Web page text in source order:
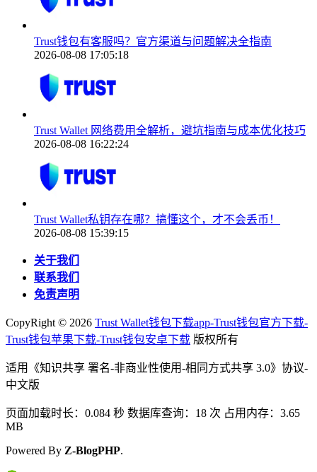
Trust钱包有客服吗？官方渠道与问题解决全指南
2026-08-08 17:05:18
Trust Wallet 网络费用全解析，避坑指南与成本优化技巧
2026-08-08 16:22:24
Trust Wallet私钥存在哪？搞懂这个，才不会丢币！
2026-08-08 15:39:15
关于我们
联系我们
免责声明
CopyRight © 2026 Trust Wallet钱包下载app-Trust钱包官方下载-
Trust钱包苹果下载-Trust钱包安卓下载 版权所有
适用《知识共享 署名-非商业性使用-相同方式共享 3.0》协议-
中文版
页面加载时长：0.084 秒 数据库查询：18 次 占用内存：3.65
MB
Powered By Z-BlogPHP.